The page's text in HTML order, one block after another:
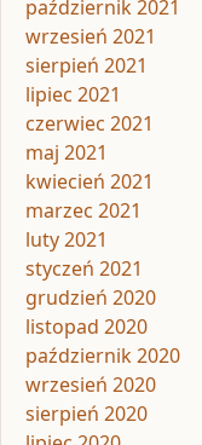
październik 2021
wrzesień 2021
sierpień 2021
lipiec 2021
czerwiec 2021
maj 2021
kwiecień 2021
marzec 2021
luty 2021
styczeń 2021
grudzień 2020
listopad 2020
październik 2020
wrzesień 2020
sierpień 2020